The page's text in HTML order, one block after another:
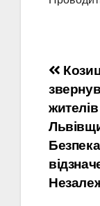
жителів